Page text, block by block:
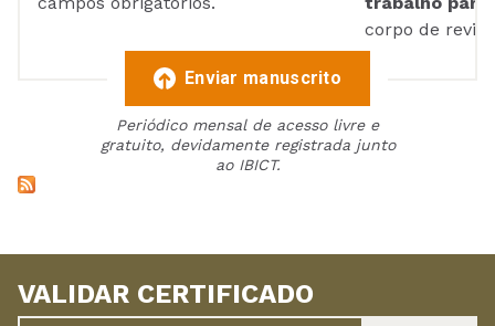
corpo de
Enviar manuscrito
Periódico mensal de acesso livre e
gratuito, devidamente registrada junto
ao IBICT.
VALIDAR CERTIFICADO